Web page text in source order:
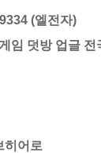
(엘전자)
임 덧방 업글
히어로